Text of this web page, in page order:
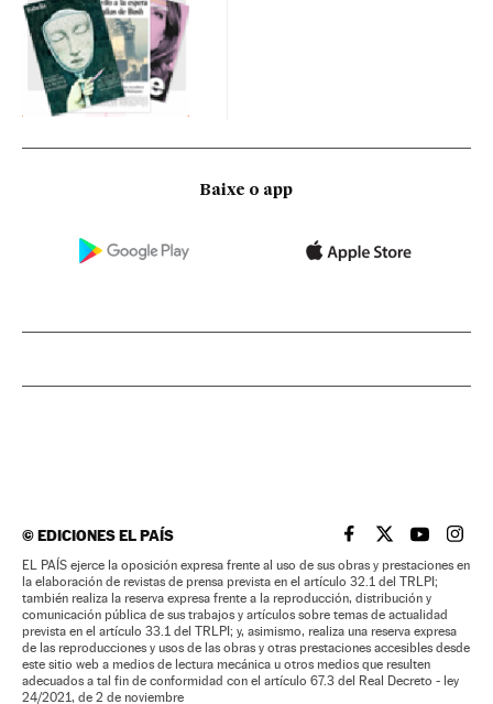
Baixe o app
©EDICIONES EL PAÍS EL PAÍS BRASIL EN
EL PAÍSEL PAÍS
EL
EL PAÍS ejerce la oposición expresa frente al uso de sus obras y prestaciones en
la elaboración de revistas de prensa prevista en el artículo 32.1 del TRLPI;
también realiza la reserva expresa frente a la reproducción, distribución y
comunicación pública de sus trabajos y artículos sobre temas de actualidad
prevista en el artículo 33.1 del TRLPI; y, asimismo, realiza una reserva expresa
de las reproducciones y usos de las obras y otras prestaciones accesibles desde
este sitio web a medios de lectura mecánica u otros medios que resulten
adecuados a tal fin de conformidad con el artículo 67.3 del Real Decreto - ley
24/2021, de 2 de noviembre